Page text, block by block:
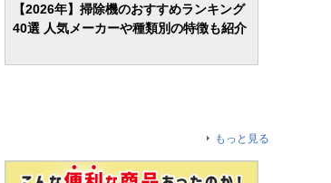
【2026年】掃除機のおすすめランキング
40選 人気メーカーや種類別の特徴も紹介
もっと見る